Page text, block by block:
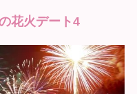
花火デート4